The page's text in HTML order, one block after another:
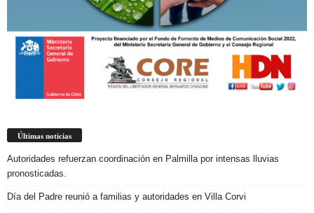
Últimas noticias
Autoridades refuerzan coordinación en Palmilla por intensas lluvias
pronosticadas.
Día del Padre reunió a familias y autoridades en Villa Corvi